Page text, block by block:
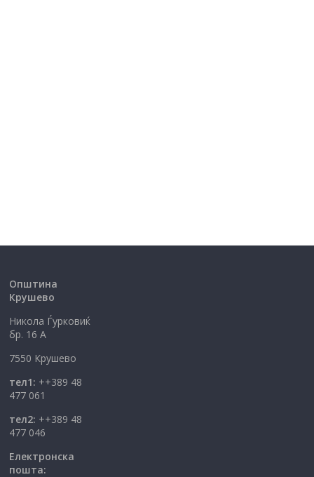
Општина
Крушево
Никола Ѓурковиќ
бр. 16 А
7550 Крушево
тел1: ++389 48
477 061
тел2: ++389 48
477 046
Електронска
пошта: